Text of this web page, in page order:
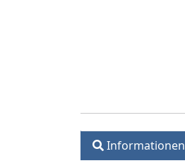
Informationen